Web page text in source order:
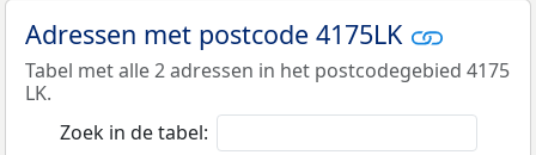
Adressen met postcode 4175LK
Tabel met alle 2 adressen in het postcodegebied 4175
LK.
Zoek in de tabel: